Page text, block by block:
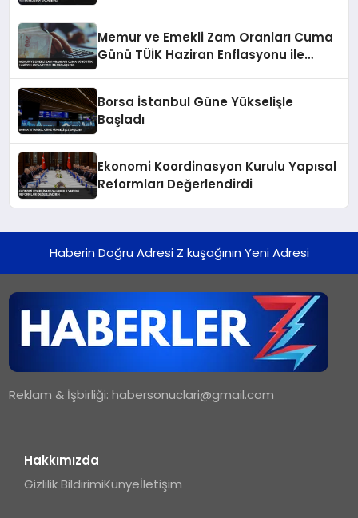
Memur ve Emekli Zam Oranları Cuma
Günü TÜİK Haziran Enflasyonu ile
Borsa İstanbul Güne Yükselişle
Başladı
Ekonomi Koordinasyon Kurulu Yapısal
Reformları Değerlendirdi
Haberin Doğru Adresi Z kuşağının Yeni Adresi
Reklam & İşbirliği:habersonuclari@gmail.com
Hakkımızda
Gizlilik BildirimiKünyeİletişim